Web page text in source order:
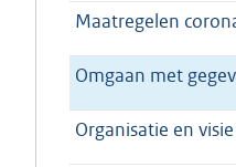
Maatregelen
Omgaan met
Organisatie en visie